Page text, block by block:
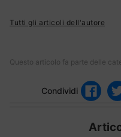
Tutti gli articoli dell'autore
Questo articolo fa parte delle
Condividi